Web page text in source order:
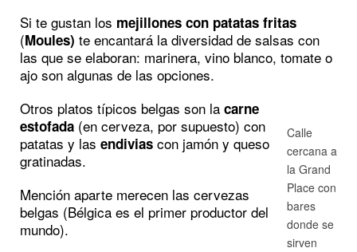
Si te gustan los mejillones con patatas fritas
(Moules) te encantará la diversidad de salsas con
las que se elaboran: marinera, vino blanco, tomate o
ajo son algunas de las opciones.
Calle
cercana a
la Grand
Place con
bares
donde se
sirven
Otros platos típicos belgas son la carne
estofada (en cerveza, por supuesto) con
patatas y las endivias con jamón y queso
gratinadas.
Mención aparte merecen las cervezas
belgas (Bélgica es el primer productor del
mundo).